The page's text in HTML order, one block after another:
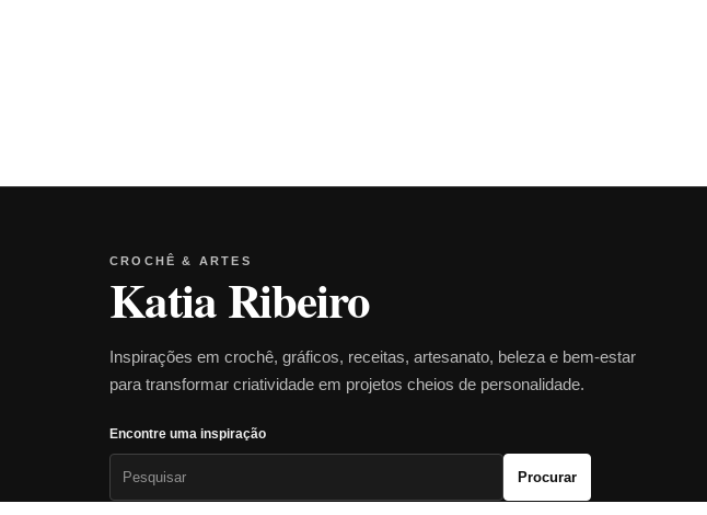
CROCHÊ & ARTES
Katia Ribeiro
Inspirações em crochê, gráficos, receitas, artesanato, beleza e bem-estar
para transformar criatividade em projetos cheios de personalidade.
Encontre uma inspiração
Procurar